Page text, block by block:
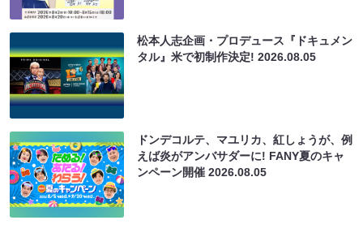
松本人志企画・プロデュース『ドキュメン
タル』米で初制作決定!2026.08.05
ドンデコルテ、マユリカ、紅しょうが、例
えば炎がアンバサダーに! FANY夏のキャ
ンペーン開催2026.08.05